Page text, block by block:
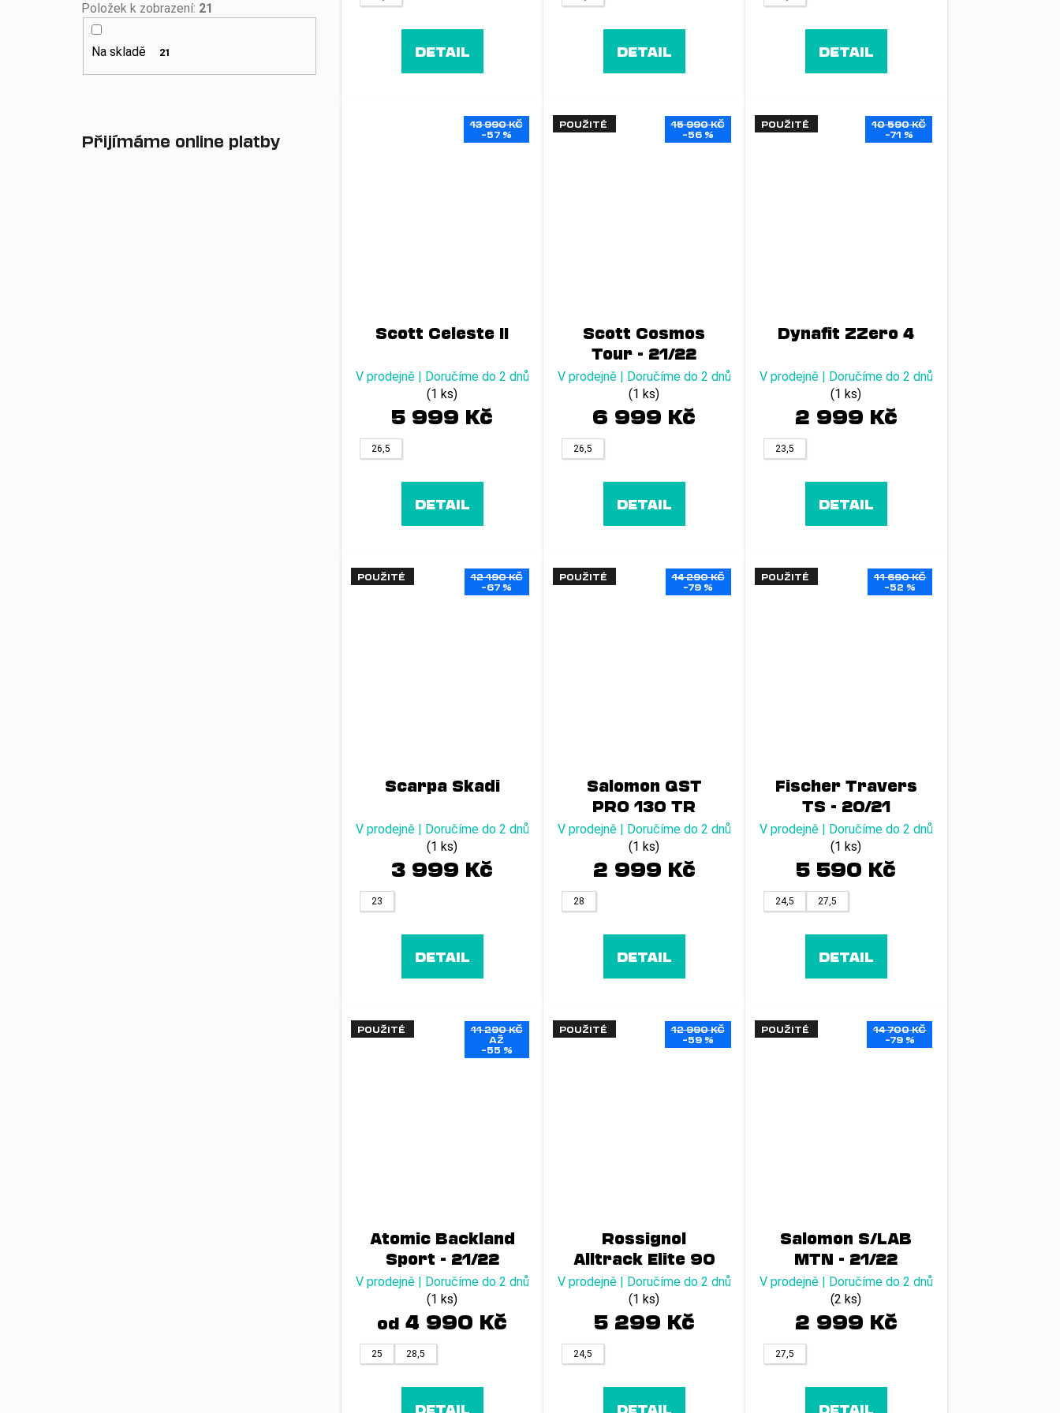
Na skladě 21
Položek k zobrazení: 21
Přijímáme online platby
DETAIL DETAIL DETAIL
13 990 KČ
–57 %
Scott Celeste II
V prodejně | Doručíme do 2 dnů
(1 ks)
5 999 Kč
26,5
DETAIL
POUŽITÉ
15 990 KČ
–56 %
Scott Cosmos
Tour - 21/22
V prodejně | Doručíme do 2 dnů
(1 ks)
6 999 Kč
26,5
DETAIL
POUŽITÉ
10 590 KČ
–71 %
Dynafit ZZero 4
V prodejně | Doručíme do 2 dnů
(1 ks)
2 999 Kč
23,5
DETAIL
POUŽITÉ
12 190 KČ
–67 %
Scarpa Skadi
V prodejně | Doručíme do 2 dnů
(1 ks)
3 999 Kč
23
DETAIL
POUŽITÉ
14 290 KČ
–79 %
Salomon QST
PRO 130 TR
V prodejně | Doručíme do 2 dnů
(1 ks)
2 999 Kč
28
DETAIL
POUŽITÉ
11 690 KČ
–52 %
Fischer Travers
TS - 20/21
V prodejně | Doručíme do 2 dnů
(1 ks)
5 590 Kč
24,5 27,5
DETAIL
POUŽITÉ
11 290 KČ
AŽ
–55 %
Atomic Backland
Sport - 21/22
V prodejně | Doručíme do 2 dnů
(1 ks)
od 4 990 Kč
25 28,5
DETAIL
POUŽITÉ
12 990 KČ
–59 %
Rossignol
Alltrack Elite 90
LT
V prodejně | Doručíme do 2 dnů
(1 ks)
5 299 Kč
24,5
DETAIL
POUŽITÉ
14 700 KČ
–79 %
Salomon S/LAB
MTN - 21/22
V prodejně | Doručíme do 2 dnů
(2 ks)
2 999 Kč
27,5
DETAIL